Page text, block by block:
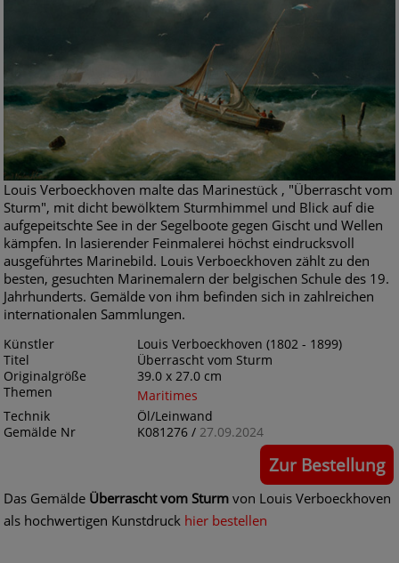
Louis Verboeckhoven malte das Marinestück , "Überrascht vom
Sturm", mit dicht bewölktem Sturmhimmel und Blick auf die
aufgepeitschte See in der Segelboote gegen Gischt und Wellen
kämpfen. In lasierender Feinmalerei höchst eindrucksvoll
ausgeführtes Marinebild. Louis Verboeckhoven zählt zu den
besten, gesuchten Marinemalern der belgischen Schule des 19.
Jahrhunderts. Gemälde von ihm befinden sich in zahlreichen
internationalen Sammlungen.
Künstler
Louis Verboeckhoven (1802 - 1899)
Titel
Überrascht vom Sturm
Originalgröße
39.0 x 27.0 cm
Themen
Maritimes
Technik
Öl/Leinwand
Gemälde Nr
K081276 / 27.09.2024
Zur Bestellung
Das Gemälde Überrascht vom Sturm von Louis Verboeckhoven
als hochwertigen Kunstdruck hier bestellen